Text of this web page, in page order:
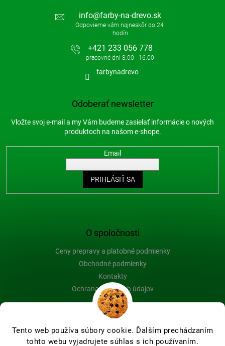
Tento web používa súbory cookie. Ďalším prechádzaním
tohto webu vyjadrujete súhlas s ich používaním.
O spoločnosti
Ceny prepravy a platobné podmienky
Obchodné podmienky
Kontakty
Ochrana osobných údajov
Blog
info@farby-na-drevo.sk
+421 233 056 778
farbynadrevo
Odoberať newsletter
Vložte svoj e-mail a my Vám budeme zasielať informácie o nových
produktoch na našom e-shope.
Email
PRIHLÁSIŤ SA